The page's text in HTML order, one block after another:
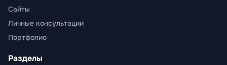
Сайты
Личные консультации
Портфолио
Разделы